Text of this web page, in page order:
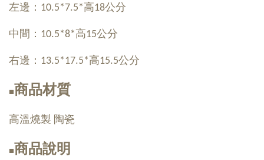
左邊：10.5*7.5*高18公分
中間：10.5*8*高15公分
右邊：13.5*17.5*高15.5公分
■商品材質
高溫燒製 陶瓷
■商品說明